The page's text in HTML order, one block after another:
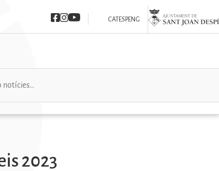
Imatge
Imatge
Imatge CAT ESPENG
Imatge
2023